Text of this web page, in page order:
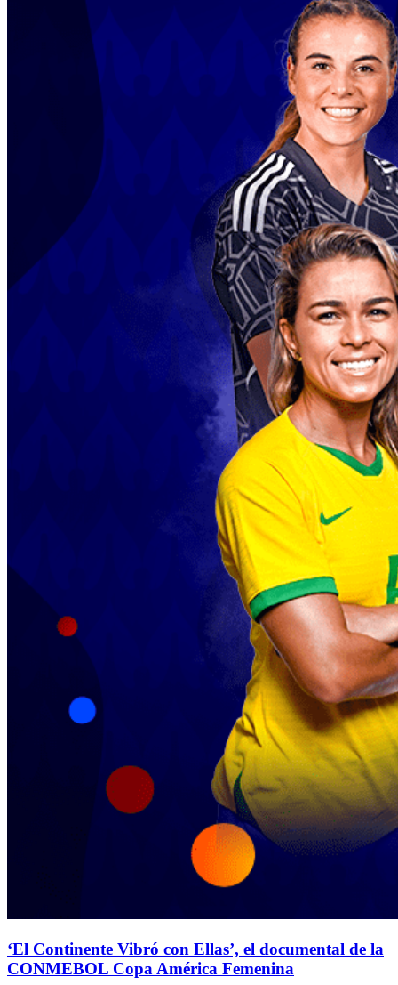
‘El Continente Vibró con Ellas’, el documental de la
CONMEBOL Copa América Femenina